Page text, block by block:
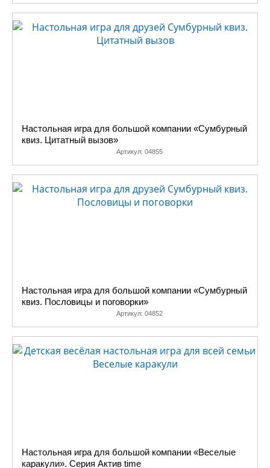
Настольная игра для большой компании «Сумбурный
квиз. Цитатный вызов»
Артикул: 04855
Настольная игра для большой компании «Сумбурный
квиз. Пословицы и поговорки»
Артикул: 04852
Настольная игра для большой компании «Веселые
каракули». Серия Актив time